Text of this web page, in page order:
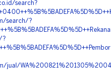
search?
search/?
?
jual/